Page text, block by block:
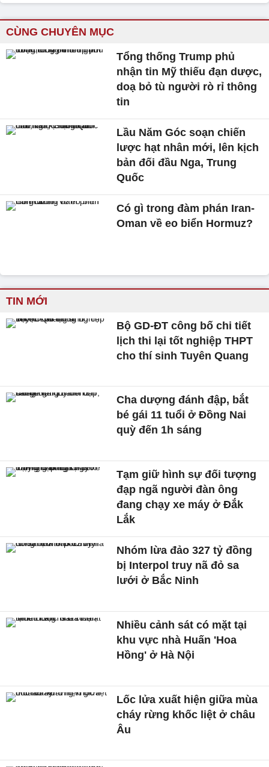
CÙNG CHUYÊN MỤC
Tổng thống Trump phủ
nhận tin Mỹ thiếu đạn dược,
doạ bỏ tù người rò rỉ thông
tin
Lầu Năm Góc soạn chiến
lược hạt nhân mới, lên kịch
bản đối đầu Nga, Trung
Quốc
Có gì trong đàm phán Iran-
Oman về eo biển Hormuz?
TIN MỚI
Bộ GD-ĐT công bố chi tiết
lịch thi lại tốt nghiệp THPT
cho thí sinh Tuyên Quang
Cha dượng đánh đập, bắt
bé gái 11 tuổi ở Đồng Nai
quỳ đến 1h sáng
Tạm giữ hình sự đối tượng
đạp ngã người đàn ông
đang chạy xe máy ở Đắk
Lắk
Nhóm lừa đảo 327 tỷ đồng
bị Interpol truy nã đỏ sa
lưới ở Bắc Ninh
Nhiều cảnh sát có mặt tại
khu vực nhà Huấn 'Hoa
Hồng' ở Hà Nội
Lốc lửa xuất hiện giữa mùa
cháy rừng khốc liệt ở châu
Âu